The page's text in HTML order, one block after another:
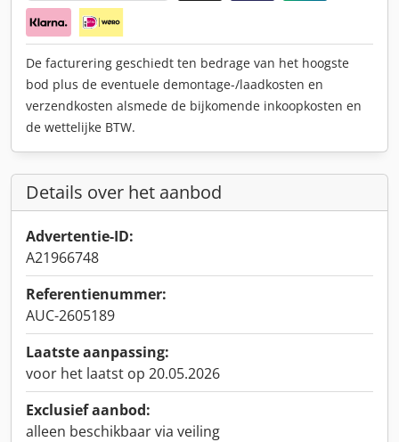
De facturering geschiedt ten bedrage van het hoogste
bod plus de eventuele demontage-/laadkosten en
verzendkosten alsmede de bijkomende inkoopkosten en
de wettelijke BTW.
Details over het aanbod
Advertentie-ID:
A21966748
Referentienummer:
AUC-2605189
Laatste aanpassing:
voor het laatst op 20.05.2026
Exclusief aanbod:
alleen beschikbaar via veiling